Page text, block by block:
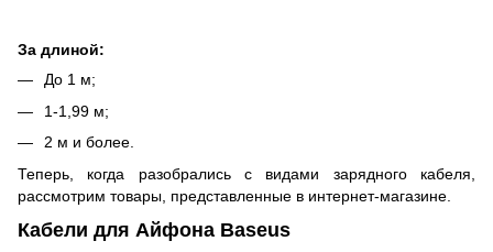
За длиной:
До 1 м;
1-1,99 м;
2 м и более.
Теперь, когда разобрались с видами зарядного кабеля,
рассмотрим товары, представленные в интернет-магазине.
Кабели для Айфона Baseus